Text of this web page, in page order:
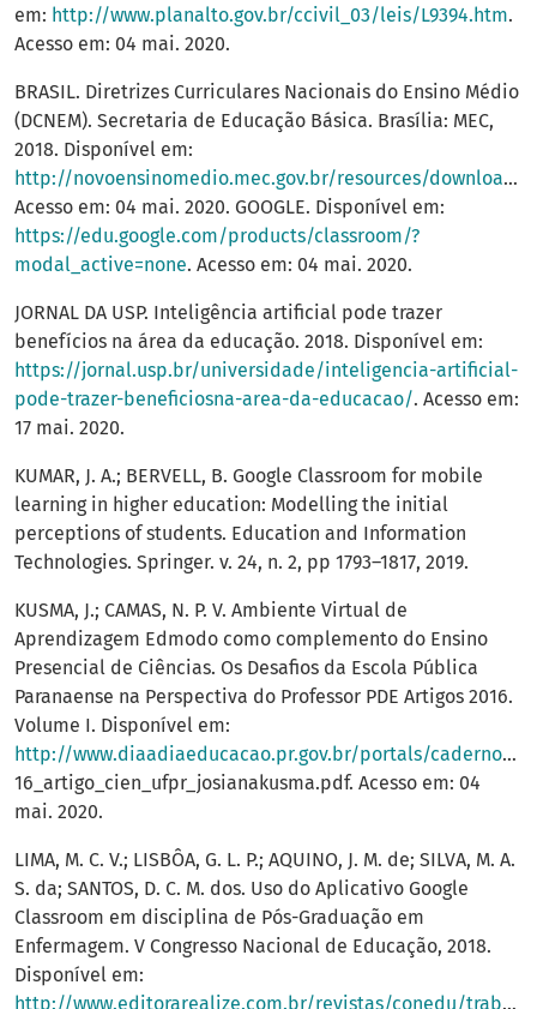
em: http://www.planalto.gov.br/ccivil_03/leis/L9394.htm.
Acesso em: 04 mai. 2020.
BRASIL. Diretrizes Curriculares Nacionais do Ensino Médio
(DCNEM). Secretaria de Educação Básica. Brasília: MEC,
2018. Disponível em:
http://novoensinomedio.mec.gov.br/resources/downloads/pdf/dcnem.pdf
Acesso em: 04 mai. 2020. GOOGLE. Disponível em:
https://edu.google.com/products/classroom/?
modal_active=none. Acesso em: 04 mai. 2020.
JORNAL DA USP. Inteligência artificial pode trazer
benefícios na área da educação. 2018. Disponível em:
https://jornal.usp.br/universidade/inteligencia-artificial-
pode-trazer-beneficiosna-area-da-educacao/. Acesso em:
17 mai. 2020.
KUMAR, J. A.; BERVELL, B. Google Classroom for mobile
learning in higher education: Modelling the initial
perceptions of students. Education and Information
Technologies. Springer. v. 24, n. 2, pp 1793–1817, 2019.
KUSMA, J.; CAMAS, N. P. V. Ambiente Virtual de
Aprendizagem Edmodo como complemento do Ensino
Presencial de Ciências. Os Desafios da Escola Pública
Paranaense na Perspectiva do Professor PDE Artigos 2016.
Volume I. Disponível em:
http://www.diaadiaeducacao.pr.gov.br/portals/cadernospde/pdebusca/producoes_pde/2016/20
16_artigo_cien_ufpr_josianakusma.pdf. Acesso em: 04
mai. 2020.
LIMA, M. C. V.; LISBÔA, G. L. P.; AQUINO, J. M. de; SILVA, M. A.
S. da; SANTOS, D. C. M. dos. Uso do Aplicativo Google
Classroom em disciplina de Pós-Graduação em
Enfermagem. V Congresso Nacional de Educação, 2018.
Disponível em:
http://www.editorarealize.com.br/revistas/conedu/trabalhos/TRABALHO_EV117_MD1_SA2